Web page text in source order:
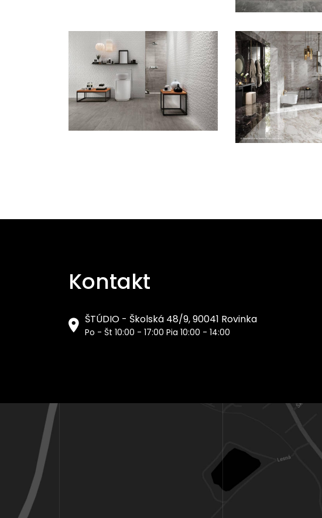
Kontakt
ŠTÚDIO - Školská 48/9, 90041 Rovinka
Po - Št 10:00 - 17:00 Pia 10:00 - 14:00